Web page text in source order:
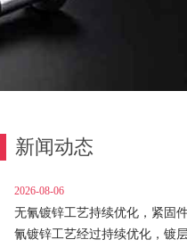
新闻动态
2026-08-06
无氰镀锌工艺持续优化，紧固
氰镀锌工艺经过持续优化，镀